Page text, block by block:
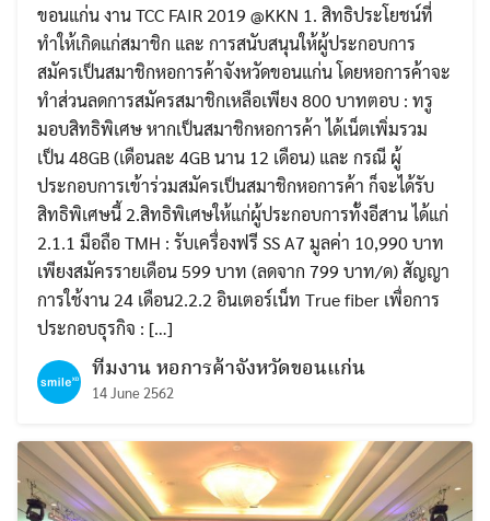
ขอนแก่น งาน TCC FAIR 2019 @KKN 1. สิทธิประโยชน์ที่
ทำให้เกิดแก่สมาชิก และ การสนับสนุนให้ผู้ประกอบการ
สมัครเป็นสมาชิกหอการค้าจังหวัดขอนแก่น โดยหอการค้าจะ
ทำส่วนลดการสมัครสมาชิกเหลือเพียง 800 บาทตอบ : ทรู
มอบสิทธิพิเศษ หากเป็นสมาชิกหอการค้า ได้เน็ตเพิ่มรวม
เป็น 48GB (เดือนละ 4GB นาน 12 เดือน) และ กรณี ผู้
ประกอบการเข้าร่วมสมัครเป็นสมาชิกหอการค้า ก็จะได้รับ
สิทธิพิเศษนี้ 2.สิทธิพิเศษให้แก่ผู้ประกอบการทั้งอีสาน ได้แก่
2.1.1 มือถือ TMH : รับเครื่องฟรี SS A7 มูลค่า 10,990 บาท
เพียงสมัครรายเดือน 599 บาท (ลดจาก 799 บาท/ด) สัญญา
การใช้งาน 24 เดือน2.2.2 อินเตอร์เน็ท True fiber เพื่อการ
ประกอบธุรกิจ : […]
ทีมงาน หอการค้าจังหวัดขอนแก่น
14 June 2562